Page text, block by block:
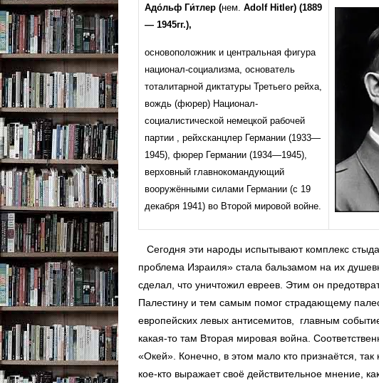
Адо́льф Ги́тлер (нем. Adolf Hitler) (1889
— 1945гг.),
основоположник и центральная фигура
национал-социализма, основатель
тоталитарной диктатуры Третьего рейха,
вождь (фюрер) Национал-
социалистической немецкой рабочей
партии , рейхсканцлер Германии (1933—
1945), фюрер Германии (1934—1945),
верховный главнокомандующий
вооружёнными силами Германии (с 19
декабря 1941) во Второй мировой войне.
Сегодня эти народы испытывают комплекс
проблема Израиля» стала бальзамом на их
сделал, что уничтожил евреев. Этим он
Палестину и тем самым помог страдающему
европейских левых антисемитов, главным
какая-то там Вторая мировая война.
«Окей». Конечно, в этом мало кто признаётся, так
кое-кто выражает своё действительное мнение,